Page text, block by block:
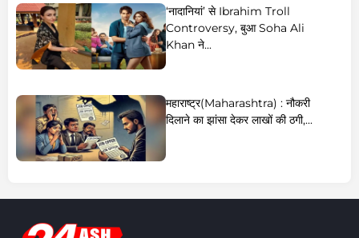
‘नादानियां’ से Ibrahim Troll
Controversy, बुआ Soha Ali
Khan ने...
महाराष्ट्र(Maharashtra) : नौकरी
दिलाने का झांसा देकर लाखों की ठगी,...